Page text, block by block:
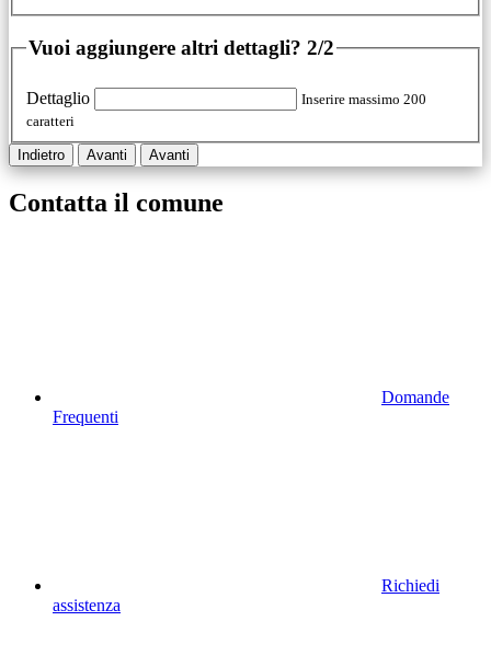
Vuoi aggiungere altri dettagli? 2/2
Dettaglio
Inserire massimo 200
caratteri
Indietro Avanti Avanti
Contatta il comune
Domande
Frequenti
Richiedi
assistenza